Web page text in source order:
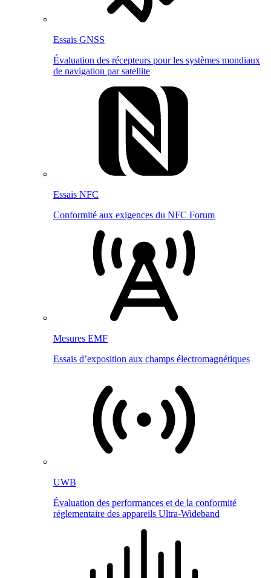
Essais GNSS
Évaluation des récepteurs pour les systèmes mondiaux
de navigation par satellite
Essais NFC
Conformité aux exigences du NFC Forum
Mesures EMF
Essais d’exposition aux champs électromagnétiques
UWB
Évaluation des performances et de la conformité
réglementaire des appareils Ultra-Wideband